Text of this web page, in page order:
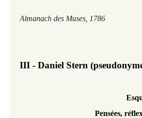
Almanach des Muses, 1786
III - Daniel Stern
Pensées,